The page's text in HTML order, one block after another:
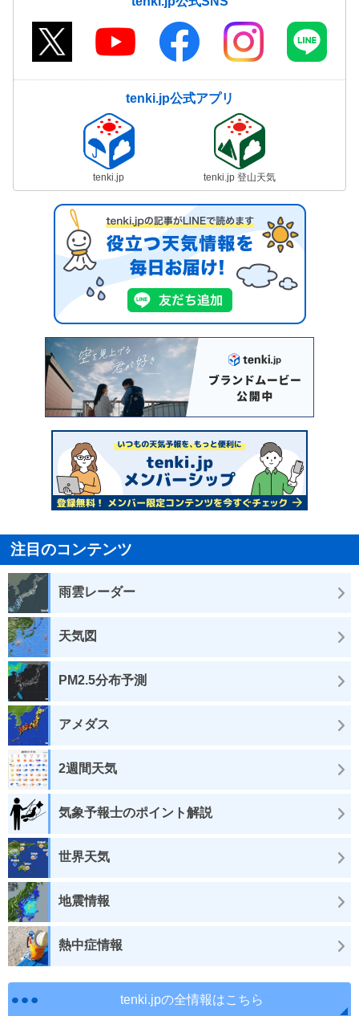
tenki.jp公式アプリ
tenki.jp tenki.jp 登山天気
注目のコンテンツ
雨雲レーダー
天気図
PM2.5分布予測
アメダス
2週間天気
気象予報士のポイント解説
世界天気
地震情報
熱中症情報
tenki.jpの全情報はこちら